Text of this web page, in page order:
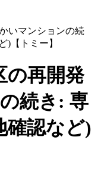
いマンションの続
)【トミー】
の再開発
続き: 専
確認など)